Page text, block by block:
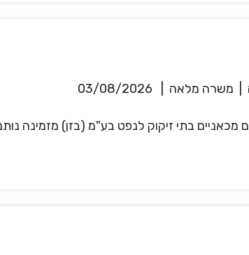
משרה מלאה 03/08/2026
בתי זיקוק לנפט בע"מ (בזן) מזמינה